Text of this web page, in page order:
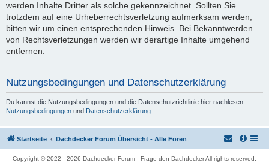
werden Inhalte Dritter als solche gekennzeichnet. Sollten Sie
trotzdem auf eine Urheberrechtsverletzung aufmerksam werden,
bitten wir um einen entsprechenden Hinweis. Bei Bekanntwerden
von Rechtsverletzungen werden wir derartige Inhalte umgehend
entfernen.
Nutzungsbedingungen und Datenschutzerklärung
Du kannst die Nutzungsbedingungen und die Datenschutzrichtlinie hier nachlesen:
Nutzungsbedingungen und Datenschutzerklärung
Startseite Dachdecker Forum Übersicht - Alle Foren
Copyright © 2022 - 2026 Dachdecker Forum - Frage den Dachdecker All rights reserved.